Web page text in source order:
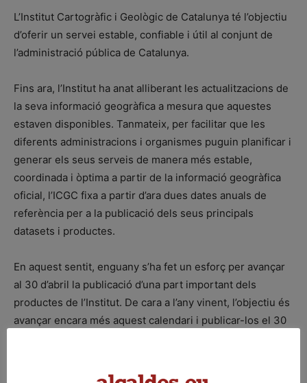
L’Institut Cartogràfic i Geològic de Catalunya té l’objectiu
d’oferir un servei estable, confiable i útil al conjunt de
l’administració pública de Catalunya.
Fins ara, l’Institut ha anat alliberant les actualitzacions de
la seva informació geogràfica a mesura que aquestes
estaven disponibles. Tanmateix, per facilitar que les
diferents administracions i organismes puguin planificar i
generar els seus serveis de manera més estable,
coordinada i òptima a partir de la informació geogràfica
oficial, l’ICGC fixa a partir d’ara dues dates anuals de
referència per a la publicació dels seus principals
datasets i productes.
En aquest sentit, enguany s’ha fet un esforç per avançar
al 30 d’abril la publicació d’una part important dels
productes de l’Institut. De cara a l’any vinent, l’objectiu és
avançar encara més aquest calendari i publicar-los el 30
dades i productes d’actualització anual.